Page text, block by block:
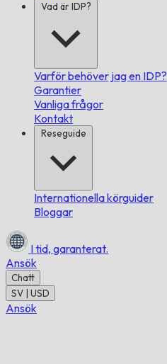
Vad är IDP?
Varför behöver jag en IDP?
Garantier
Vanliga frågor
Kontakt
Reseguide
Internationella körguider
Bloggar
I tid, garanterat.
Ansök
Chatt
SV | USD
Ansök